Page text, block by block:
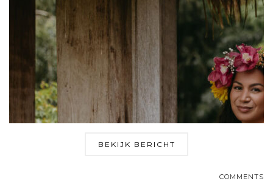
BEKIJK BERICHT
COMMENTS